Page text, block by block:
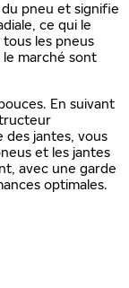
pneu et signifie
ce qui le
les pneus
marché sont
En suivant
des jantes, vous
et les jantes
avec une garde
optimales.